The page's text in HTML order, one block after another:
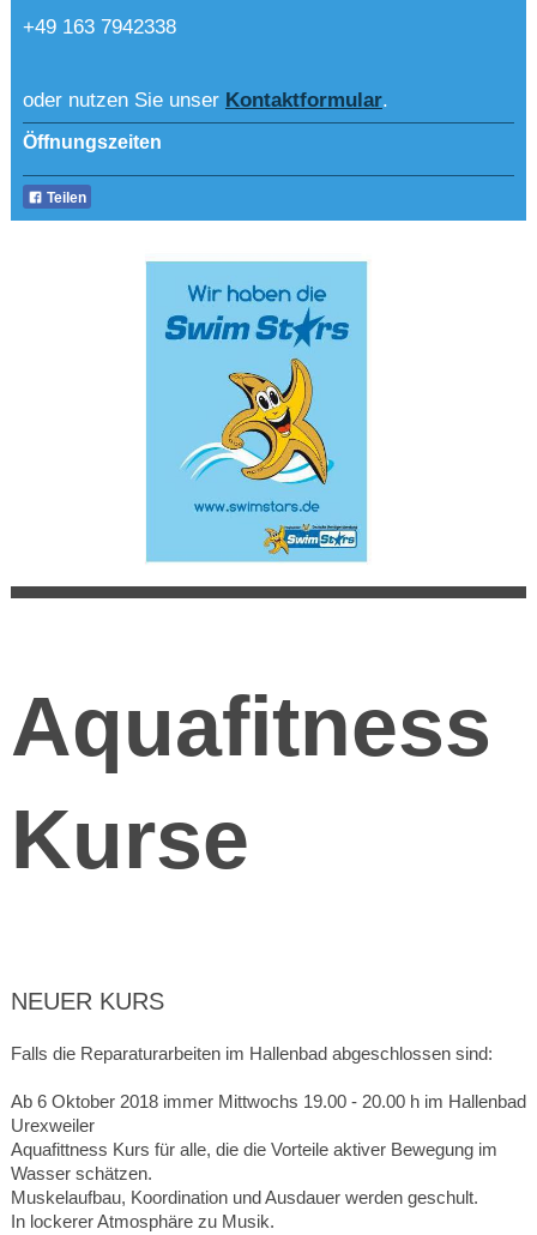
+49 163 7942338
oder nutzen Sie unser Kontaktformular.
Öffnungszeiten
Teilen
Aquafitness
Kurse
NEUER KURS
Falls die Reparaturarbeiten im Hallenbad abgeschlossen sind:
Ab 6 Oktober 2018 immer Mittwochs 19.00 - 20.00 h im Hallenbad
Urexweiler
Aquafittness Kurs für alle, die die Vorteile aktiver Bewegung im
Wasser schätzen.
Muskelaufbau, Koordination und Ausdauer werden geschult.
In lockerer Atmosphäre zu Musik.